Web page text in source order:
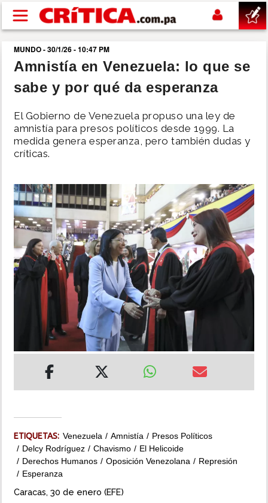
Pasar al contenido principal
buscar
SUCESOS
NACIONAL
POLÍTICA
SHOW
DEPORTES
MUNDO
INSÓLITAS
MULTIMEDIA
MUNDO - 30/1/26 - 10:47 PM
Amnistía en Venezuela: lo que se
sabe y por qué da esperanza
El Gobierno de Venezuela propuso una ley de
amnistía para presos políticos desde 1999. La
medida genera esperanza, pero también dudas y
críticas.
ETIQUETAS: Venezuela Amnistía
Presos Políticos
Delcy Rodríguez
Chavismo
El Helicoide
Derechos Humanos
Oposición Venezolana
Represión
Esperanza
Caracas, 30 de enero (EFE)